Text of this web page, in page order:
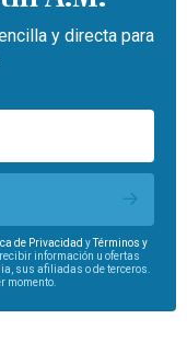
y directa para
de Privacidad yTérminos y
información u ofertas
sus afiliadas o de terceros.
momento.